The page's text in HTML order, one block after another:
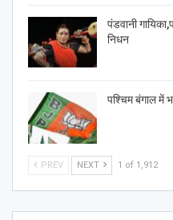
पंडवानी
निधन
पश्चिम बंगाल में
PREV NEXT 1 of 1,912